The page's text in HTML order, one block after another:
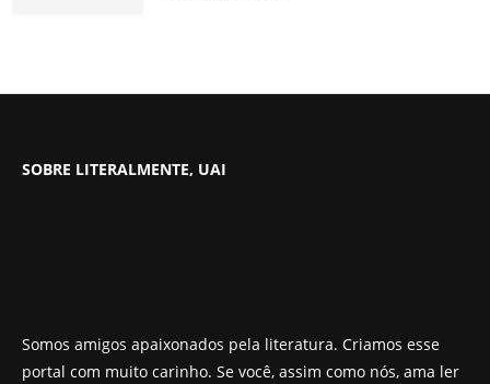
SOBRE LITERALMENTE, UAI
Somos amigos apaixonados pela literatura. Criamos esse
portal com muito carinho. Se você, assim como nós, ama ler